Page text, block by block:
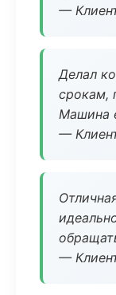
—
Делал
срокам,
Машина
—
—